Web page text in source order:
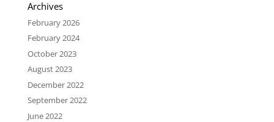
Archives
February 2026
February 2024
October 2023
August 2023
December 2022
September 2022
June 2022